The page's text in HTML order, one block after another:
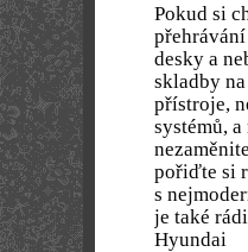
Pokud si
desky a
skladby
přístroje,
systémů,
pořiďte si
s
je také
Hyundai